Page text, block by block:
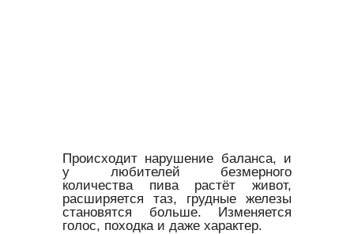
Происходит нарушение баланса, и
у любителей безмерного
количества пива растёт живот,
расширяется таз, грудные железы
становятся больше. Изменяется
голос, походка и даже характер.